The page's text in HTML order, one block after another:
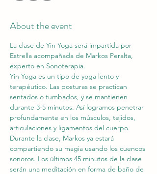
About the event
La clase de Yin Yoga será impartida por
Estrella acompañada de Markos Peralta,
experto en Sonoterapia.
Yin Yoga es un tipo de yoga lento y
terapéutico. Las posturas se practican
sentados o tumbados, y se mantienen
durante 3-5 minutos. Así logramos penetrar
profundamente en los músculos, tejidos,
articulaciones y ligamentos del cuerpo.
Durante la clase, Markos ya estará
compartiendo su magia usando los cuencos
sonoros. Los últimos 45 minutos de la clase
serán una meditación en forma de baño de